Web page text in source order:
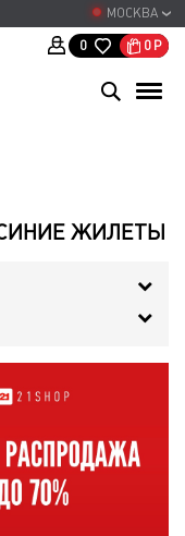
МОСКВА
0 0 Р
ЖИЛЕТЫ